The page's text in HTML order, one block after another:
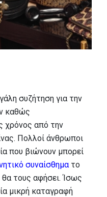
συζήτηση για την
καθώς
χρόνος από την
Πολλοί άνθρωποι
που βιώνουν μπορεί
συναίσθηματο
τους αφήσει. Ίσως
μικρή καταγραφή